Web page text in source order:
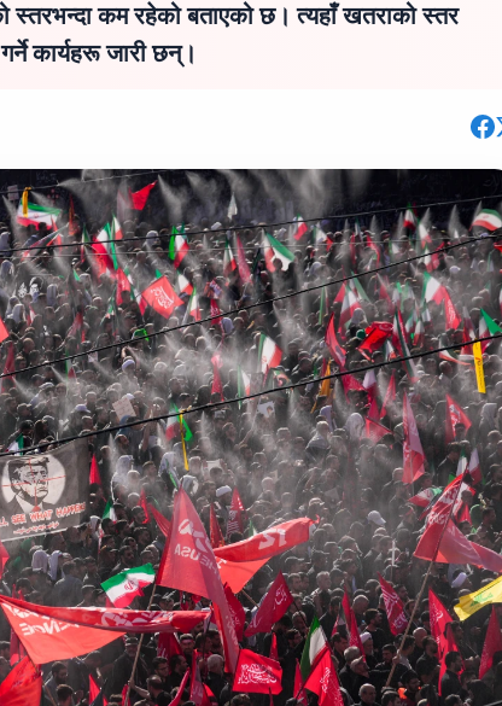
स्तरभन्दा कम रहेको बताएको छ। त्यहाँ खतराको स्तर
कार्यहरू जारी छन्।